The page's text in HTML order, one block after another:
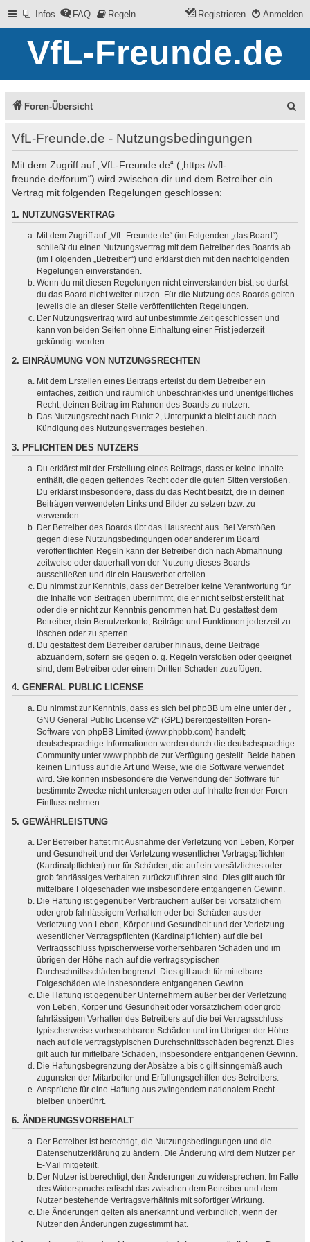
Infos FAQ Regeln Anmelden
Registrieren
VfL-Freunde.de
Foren-Übersicht
VfL-Freunde.de - Nutzungsbedingungen
Mit dem Zugriff auf „VfL-Freunde.de“ („https://vfl-
freunde.de/forum“) wird zwischen dir und dem Betreiber ein
Vertrag mit folgenden Regelungen geschlossen:
1. NUTZUNGSVERTRAG
Mit dem Zugriff auf „VfL-Freunde.de“ (im Folgenden „das Board“)
schließt du einen Nutzungsvertrag mit dem Betreiber des Boards ab
(im Folgenden „Betreiber“) und erklärst dich mit den nachfolgenden
Regelungen einverstanden.
Wenn du mit diesen Regelungen nicht einverstanden bist, so darfst
du das Board nicht weiter nutzen. Für die Nutzung des Boards gelten
jeweils die an dieser Stelle veröffentlichten Regelungen.
Der Nutzungsvertrag wird auf unbestimmte Zeit geschlossen und
kann von beiden Seiten ohne Einhaltung einer Frist jederzeit
gekündigt werden.
2. EINRÄUMUNG VON NUTZUNGSRECHTEN
Mit dem Erstellen eines Beitrags erteilst du dem Betreiber ein
einfaches, zeitlich und räumlich unbeschränktes und unentgeltliches
Recht, deinen Beitrag im Rahmen des Boards zu nutzen.
Das Nutzungsrecht nach Punkt 2, Unterpunkt a bleibt auch nach
Kündigung des Nutzungsvertrages bestehen.
3. PFLICHTEN DES NUTZERS
Du erklärst mit der Erstellung eines Beitrags, dass er keine Inhalte
enthält, die gegen geltendes Recht oder die guten Sitten verstoßen.
Du erklärst insbesondere, dass du das Recht besitzt, die in deinen
Beiträgen verwendeten Links und Bilder zu setzen bzw. zu
verwenden.
Der Betreiber des Boards übt das Hausrecht aus. Bei Verstößen
gegen diese Nutzungsbedingungen oder anderer im Board
veröffentlichten Regeln kann der Betreiber dich nach Abmahnung
zeitweise oder dauerhaft von der Nutzung dieses Boards
ausschließen und dir ein Hausverbot erteilen.
Du nimmst zur Kenntnis, dass der Betreiber keine Verantwortung für
die Inhalte von Beiträgen übernimmt, die er nicht selbst erstellt hat
oder die er nicht zur Kenntnis genommen hat. Du gestattest dem
Betreiber, dein Benutzerkonto, Beiträge und Funktionen jederzeit zu
löschen oder zu sperren.
Du gestattest dem Betreiber darüber hinaus, deine Beiträge
abzuändern, sofern sie gegen o. g. Regeln verstoßen oder geeignet
sind, dem Betreiber oder einem Dritten Schaden zuzufügen.
4. GENERAL PUBLIC LICENSE
Du nimmst zur Kenntnis, dass es sich bei phpBB um eine unter der „
GNU General Public License v2“ (GPL) bereitgestellten Foren-
Software von phpBB Limited (www.phpbb.com) handelt;
deutschsprachige Informationen werden durch die deutschsprachige
Community unter www.phpbb.de zur Verfügung gestellt. Beide haben
keinen Einfluss auf die Art und Weise, wie die Software verwendet
wird. Sie können insbesondere die Verwendung der Software für
bestimmte Zwecke nicht untersagen oder auf Inhalte fremder Foren
Einfluss nehmen.
5. GEWÄHRLEISTUNG
Der Betreiber haftet mit Ausnahme der Verletzung von Leben, Körper
und Gesundheit und der Verletzung wesentlicher Vertragspflichten
(Kardinalpflichten) nur für Schäden, die auf ein vorsätzliches oder
grob fahrlässiges Verhalten zurückzuführen sind. Dies gilt auch für
mittelbare Folgeschäden wie insbesondere entgangenen Gewinn.
Die Haftung ist gegenüber Verbrauchern außer bei vorsätzlichem
oder grob fahrlässigem Verhalten oder bei Schäden aus der
Verletzung von Leben, Körper und Gesundheit und der Verletzung
wesentlicher Vertragspflichten (Kardinalpflichten) auf die bei
Vertragsschluss typischerweise vorhersehbaren Schäden und im
übrigen der Höhe nach auf die vertragstypischen
Durchschnittsschäden begrenzt. Dies gilt auch für mittelbare
Folgeschäden wie insbesondere entgangenen Gewinn.
Die Haftung ist gegenüber Unternehmern außer bei der Verletzung
von Leben, Körper und Gesundheit oder vorsätzlichem oder grob
fahrlässigem Verhalten des Betreibers auf die bei Vertragsschluss
typischerweise vorhersehbaren Schäden und im Übrigen der Höhe
nach auf die vertragstypischen Durchschnittsschäden begrenzt. Dies
gilt auch für mittelbare Schäden, insbesondere entgangenen Gewinn.
Die Haftungsbegrenzung der Absätze a bis c gilt sinngemäß auch
zugunsten der Mitarbeiter und Erfüllungsgehilfen des Betreibers.
Ansprüche für eine Haftung aus zwingendem nationalem Recht
bleiben unberührt.
6. ÄNDERUNGSVORBEHALT
Der Betreiber ist berechtigt, die Nutzungsbedingungen und die
Datenschutzerklärung zu ändern. Die Änderung wird dem Nutzer per
E-Mail mitgeteilt.
Der Nutzer ist berechtigt, den Änderungen zu widersprechen. Im Falle
des Widerspruchs erlischt das zwischen dem Betreiber und dem
Nutzer bestehende Vertragsverhältnis mit sofortiger Wirkung.
Die Änderungen gelten als anerkannt und verbindlich, wenn der
Nutzer den Änderungen zugestimmt hat.